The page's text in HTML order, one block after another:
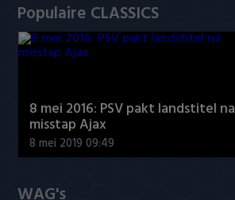
Populaire CLASSICS
8 mei 2016: PSV pakt landstitel na
misstap Ajax
8 mei 2019 09:49